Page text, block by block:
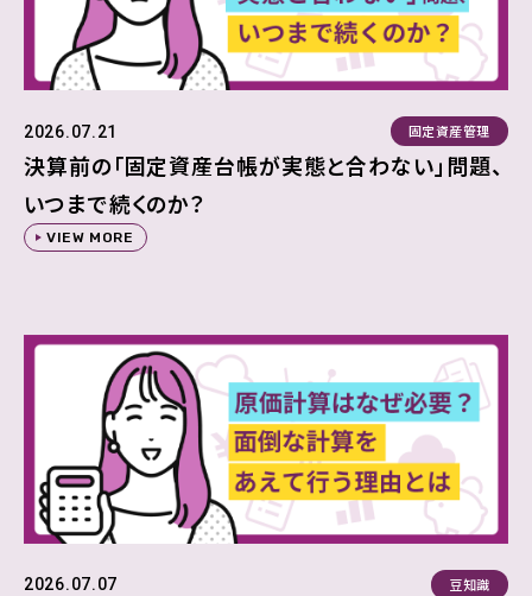
2026.07.21 固定資産管理
決算前の「固定資産台帳が実態と合わない」問題、
いつまで続くのか？
VIEW MORE
2026.07.07 豆知識